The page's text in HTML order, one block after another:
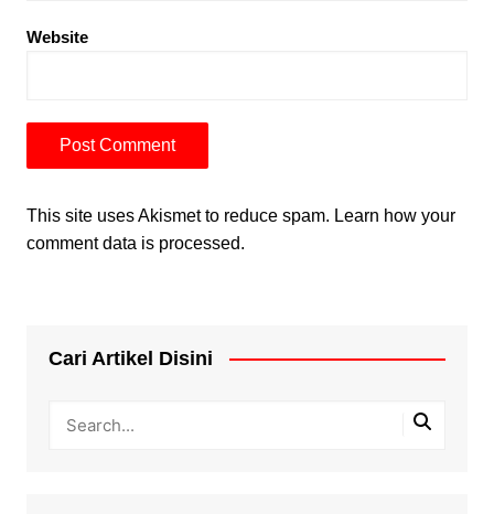
Website
This site uses Akismet to reduce spam. Learn how your
comment data is processed.
Cari Artikel Disini